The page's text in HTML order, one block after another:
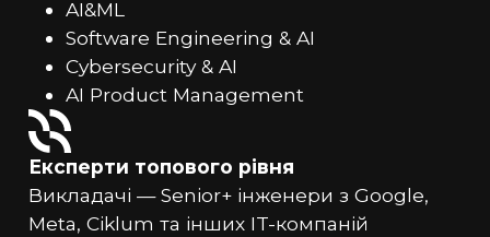
AI&ML
Software Engineering & AI
Cybersecurity & AI
AI Product Management
Експерти топового рівня
Викладачі — Senior+ інженери з Google,
Meta, Ciklum та інших IT-компаній